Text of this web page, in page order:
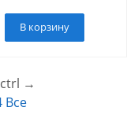
В корзину
ctrl →
Все